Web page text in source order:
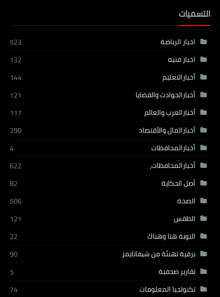
التسميات
اخبار الرياضة
523
اخبار فنيه
132
أخبارالتعليم
144
أخبارالحوادث والقضايا
121
أخبارالعرب والعالم
117
أخبارالمال والأقتصاد
290
أخبارالمحافظات
4
أخبارالمحافظات،
622
أصل الحكاية
82
الصحة
506
الطقس
121
النوبة هنا وهناك
22
برقية تهنئة من شيفاتايمز
90
تقارير صحفية
5
تكنولجيا المعلومات
74